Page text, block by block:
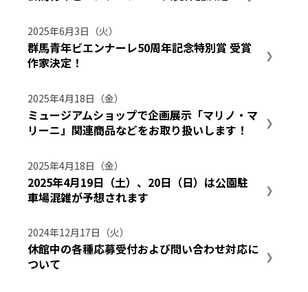
2025年6月3日（火）
群馬青年ビエンナーレ50周年記念特別賞 受賞
作家決定！
2025年4月18日（金）
ミュージアムショップで企画展示「マリノ・マ
リーニ」関連商品などをお取り扱いします！
2025年4月18日（金）
2025年4月19日（土）、20日（日）は公園駐
車場混雑が予想されます
2024年12月17日（火）
休館中の各種応募受付および問い合わせ対応に
ついて